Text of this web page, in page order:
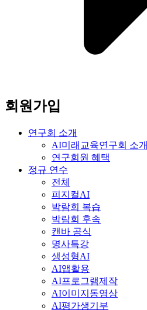
회원가입
연구회 소개
AI미래교육연구회 소개
연구회원 혜택
정규 연수
전체
피지컬AI
박람회 복습
박람회 후속
캔바 공식
명사특강
생성형AI
AI앱활용
AI프로그램제작
AI이미지동영상
AI평가생기부